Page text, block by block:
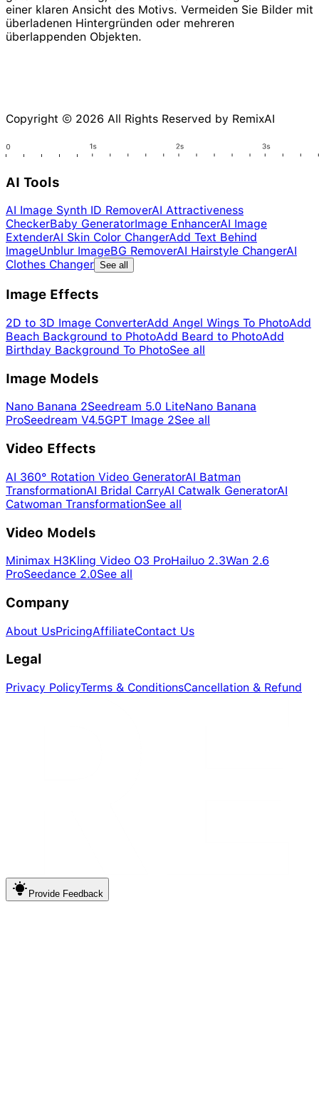
einer klaren Ansicht des Motivs. Vermeiden Sie Bilder mit
überladenen Hintergründen oder mehreren
überlappenden Objekten.
Copyright © 2026 All Rights Reserved by RemixAI
AI Tools
AI Image Synth ID RemoverAI Attractiveness
CheckerBaby GeneratorImage EnhancerAI Image
ExtenderAI Skin Color ChangerAdd Text Behind
ImageUnblur ImageBG RemoverAI Hairstyle ChangerAI
Clothes Changer See all
Image Effects
2D to 3D Image ConverterAdd Angel Wings To PhotoAdd
Beach Background to PhotoAdd Beard to PhotoAdd
Birthday Background To PhotoSee all
Image Models
Nano Banana 2Seedream 5.0 LiteNano Banana
ProSeedream V4.5GPT Image 2See all
Video Effects
AI 360° Rotation Video GeneratorAI Batman
TransformationAI Bridal CarryAI Catwalk GeneratorAI
Catwoman TransformationSee all
Video Models
Minimax H3Kling Video O3 ProHailuo 2.3Wan 2.6
ProSeedance 2.0See all
Company
About UsPricingAffiliateContact Us
Legal
Privacy PolicyTerms & ConditionsCancellation & Refund
Provide Feedback